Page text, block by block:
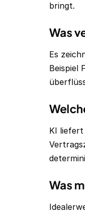
bringt.
Was
Es
Beispiel
KI
Was